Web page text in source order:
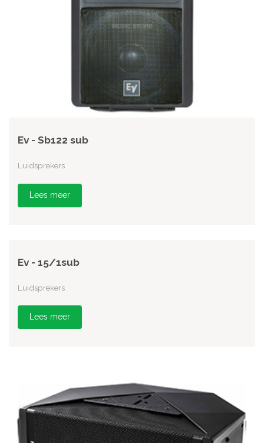
Ev - Sb122 sub
Luidsprekers
Lees meer
Ev - 15/1sub
Luidsprekers
Lees meer